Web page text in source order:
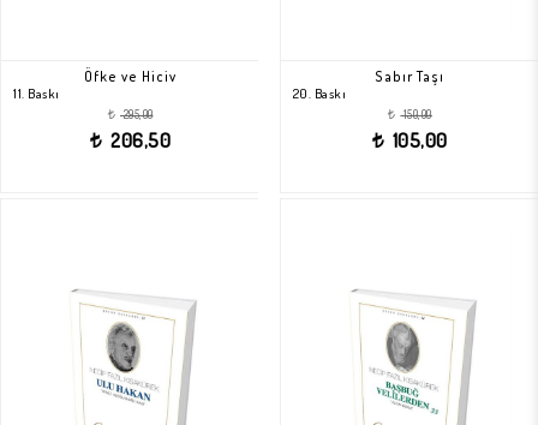
Öfke ve Hiciv
11. Baskı
t
295,00
t
206,50
Sabır Taşı
20. Baskı
t
150,00
t
105,00